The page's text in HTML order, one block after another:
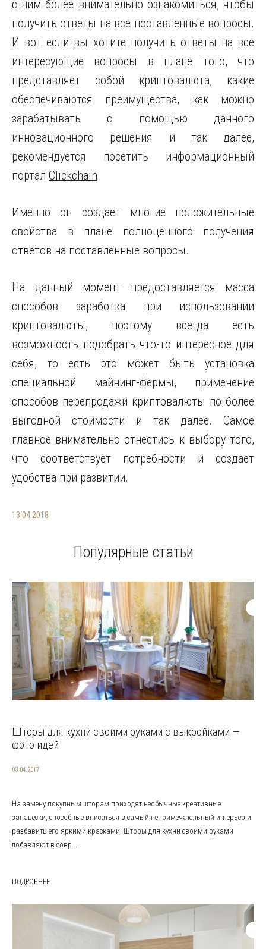
с ним более внимательно ознакомиться, чтобы
получить ответы на все поставленные вопросы.
И вот если вы хотите получить ответы на все
интересующие вопросы в плане того, что
представляет собой криптовалюта, какие
обеспечиваются преимущества, как можно
зарабатывать с помощью данного
инновационного решения и так далее,
рекомендуется посетить информационный
портал Clickchain.
Именно он создает многие положительные
свойства в плане полноценного получения
ответов на поставленные вопросы.
На данный момент предоставляется масса
способов заработка при использовании
криптовалюты, поэтому всегда есть
возможность подобрать что-то интересное для
себя, то есть это может быть установка
специальной майнинг-фермы, применение
способов перепродажи криптовалюты по более
выгодной стоимости и так далее. Самое
главное внимательно отнестись к выбору того,
что соответствует потребности и создает
удобства при развитии.
13.04.2018
Популярные статьи
Шторы для кухни своими руками с выкройками —
фото идей
03.04.2017
На замену покупным шторам приходят необычные креативные
занавески, способные вписаться в самый непримечательный интерьер и
разбавить его яркими красками. Шторы для кухни своими руками
добавляют в совр...
ПОДРОБНЕЕ